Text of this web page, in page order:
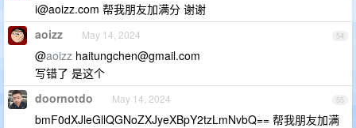
i@aoizz.com 帮我朋友加满分 谢谢
54
aoizz May 14, 2024
@aoizz haitungchen@gmail.com
写错了 是这个
55
doornotdo May 14, 2024
bmF0dXJleGllQGNoZXJyeXBpY2tzLmNvbQ== 帮我朋友加满